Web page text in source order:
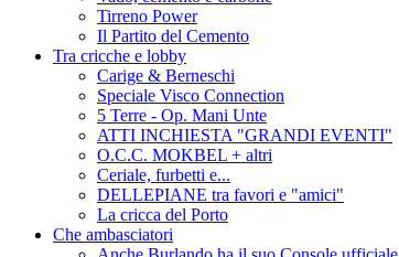
Tirreno Power
Il Partito del Cemento
Tra cricche e lobby
Carige & Berneschi
Speciale Visco Connection
5 Terre - Op. Mani Unte
ATTI INCHIESTA "GRANDI EVENTI"
O.C.C. MOKBEL + altri
Ceriale, furbetti e...
DELLEPIANE tra favori e "amici"
La cricca del Porto
Che ambasciatori